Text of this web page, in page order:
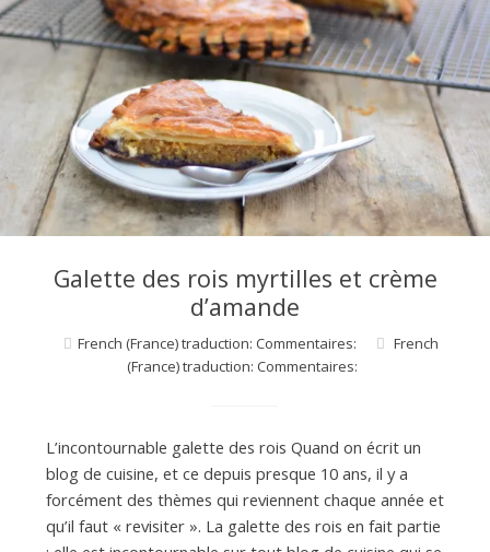
Galette des rois myrtilles et crème
d’amande
French (France) traduction: Commentaires:
French
(France) traduction: Commentaires:
L’incontournable galette des rois Quand on écrit un
blog de cuisine, et ce depuis presque 10 ans, il y a
forcément des thèmes qui reviennent chaque année et
qu’il faut « revisiter ». La galette des rois en fait partie